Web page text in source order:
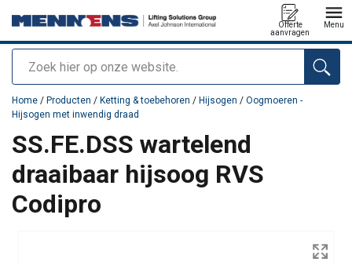
Zoeken
Offerte
aanvragen
Menu
toegevoegd aan uw offerte
Home / Producten / Ketting & toebehoren / Hijsogen / Oogmoeren -
Hijsogen met inwendig draad
SS.FE.DSS wartelend
draaibaar hijsoog RVS
Codipro